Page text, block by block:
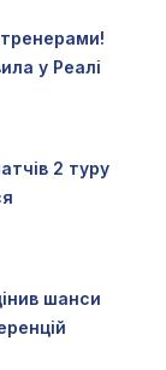
тренерами!
у Реалі
2 туру
шанси